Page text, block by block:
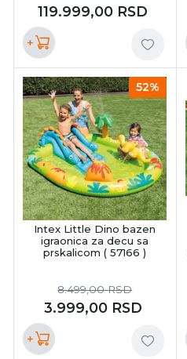
119.999,00 RSD
+
52%
Intex Little Dino bazen
igraonica za decu sa
prskalicom ( 57166 )
3.999,00 RSD
8.499,00RSD
+